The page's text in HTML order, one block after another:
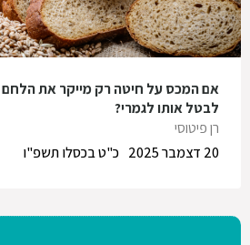
אם המכס על חיטה רק מייקר את
לבטל אותו לגמרי?
רן פיטוסי
כ"ט בכסלו תשפ"ו
20 דצמבר 2025